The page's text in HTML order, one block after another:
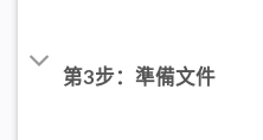
第3步：準備文件